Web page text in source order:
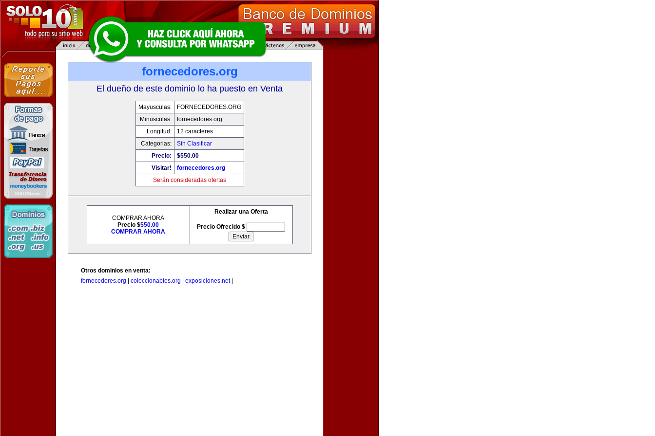
fornecedores.org
El dueño de este dominio lo ha puesto en Venta
Mayusculas:
FORNECEDORES.ORG
Minusculas:
fornecedores.org
Longitud:
12 caracteres
Categorias:
Sin Clasificar
Precio:
$550.00
Visitar!
fornecedores.org
Serán consideradas ofertas
COMPRAR AHORA
Precio $550.00
COMPRAR AHORA
Realizar una Oferta
Precio Ofrecido $
Otros dominios en venta:
fornecedores.org
coleccionables.org exposiciones.net|